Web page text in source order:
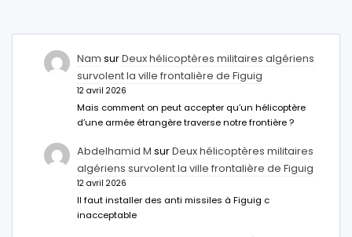
Nam surDeux hélicoptères militaires algériens
survolent la ville frontalière de Figuig
12 avril 2026
Mais comment on peut accepter qu’un hélicoptère
d’une armée étrangère traverse notre frontière ?
Abdelhamid M surDeux hélicoptères militaires
algériens survolent la ville frontalière de Figuig
12 avril 2026
Il faut installer des anti missiles à Figuig c
inacceptable